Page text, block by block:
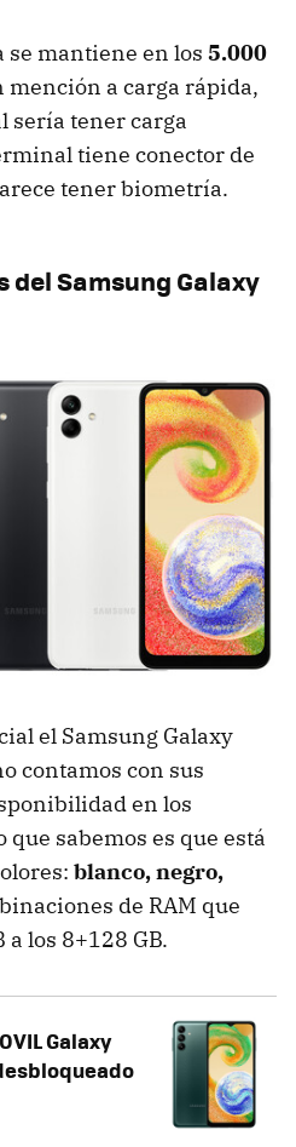
se mantiene en los 5.000
mención a carga rápida,
sería tener carga
tiene conector de
tener biometría.
del Samsung Galaxy
el Samsung Galaxy
contamos con sus
en los
sabemos es que está
blanco, negro,
de RAM que
a los 8+128 GB.
Galaxy